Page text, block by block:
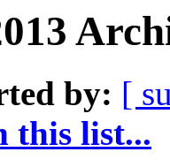
by: [
this list...